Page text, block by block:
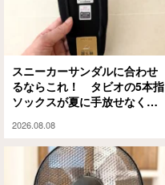
スニーカーサンダルに合わせ
るならこれ！ タビオの5本指
ソックスが夏に手放せなくな
2026.08.08